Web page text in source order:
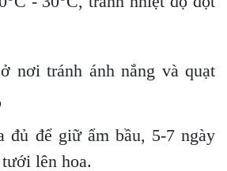
nơi tránh ánh nắng và quạt
đủ để giữ ẩm bầu, 5-7 ngày
lên hoa.